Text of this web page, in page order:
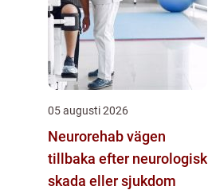
05 augusti 2026
Neurorehab vägen
tillbaka efter neurologisk
skada eller sjukdom